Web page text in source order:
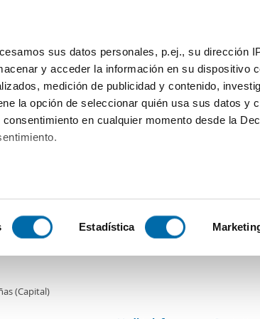
sus datos personales, p.ej., su dirección
y acceder la información en su dispositivo
medición de publicidad y contenido,
la opción de seleccionar quién usa sus datos y
en cualquier momento desde la
activamente para buscar características
procesan sus datos personales y establezca
Estadística
Locali Più filtri - 1
(Capital)
Ciprian de Viñas.
(Capital)